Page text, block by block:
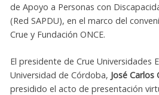
de Apoyo a Personas con
(Red SAPDU), en el marco del
Crue y Fundación ONCE.
El presidente de Crue Universidades
Universidad de Córdoba, José
presidido el acto de presentación